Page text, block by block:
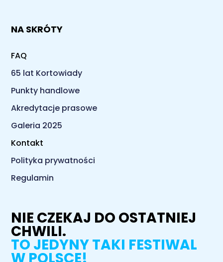
NA SKRÓTY
FAQ
65 lat Kortowiady
Punkty handlowe
Akredytacje prasowe
Galeria 2025
Kontakt
Polityka prywatności
Regulamin
NIE CZEKAJ DO OSTATNIEJ
CHWILI.
TO JEDYNY TAKI FESTIWAL